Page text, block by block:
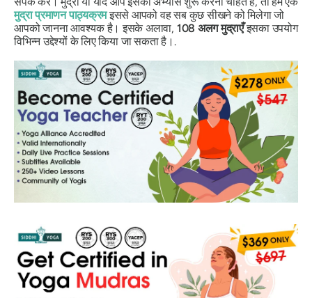
मुद्रा प्रमाणन पाठ्यक्रमइससे आपको वह सब कुछ सीखने को मिलेगा जो
आपको जानना आवश्यक है। इसके अलावा, 108 अलगमुद्राएँइसका उपयोग
विभिन्न उद्देश्यों के लिए किया जा सकता है।.